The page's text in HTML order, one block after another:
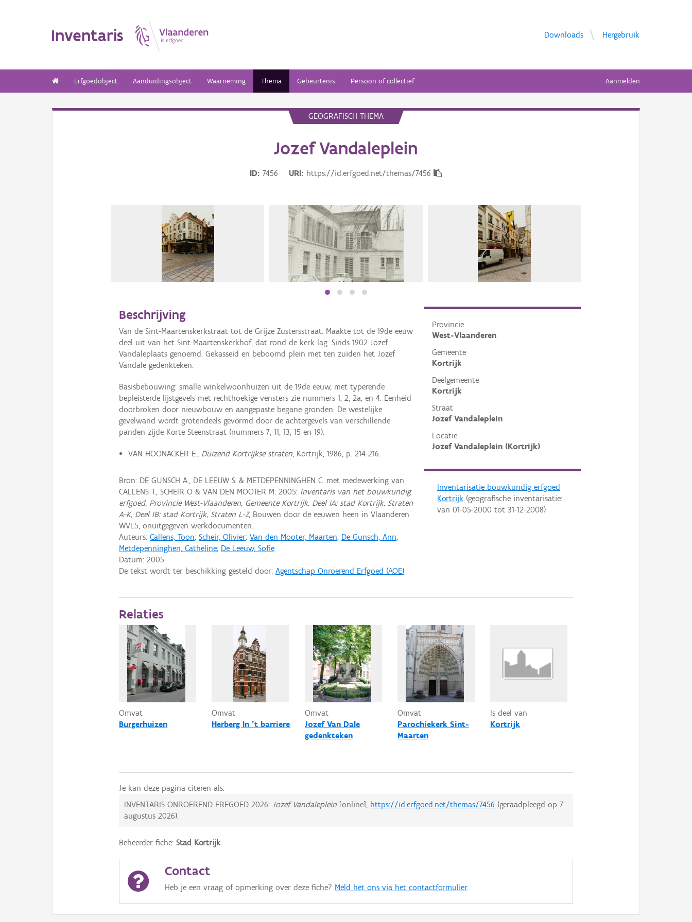
Inventaris Downloads Hergebruik
Erfgoedobject Aanduidingsobject Waarneming Thema Gebeurtenis Persoon of collectief Aanmelden
GEOGRAFISCH THEMA
Jozef Vandaleplein
ID 7456 URI https://id.erfgoed.net/themas/7456
Provincie
West-Vlaanderen
Gemeente
Kortrijk
Deelgemeente
Kortrijk
Straat
Jozef Vandaleplein
Locatie
Jozef Vandaleplein (Kortrijk)
Inventarisatie bouwkundig erfgoed
Kortrijk(geografische inventarisatie:
van 01-05-2000 tot 31-12-2008)
Beschrijving
Van de Sint-Maartenskerkstraat tot de Grijze Zustersstraat. Maakte tot de 19de eeuw
deel uit van het Sint-Maartenskerkhof, dat rond de kerk lag. Sinds 1902 Jozef
Vandaleplaats genoemd. Gekasseid en beboomd plein met ten zuiden het Jozef
Vandale gedenkteken.
Basisbebouwing: smalle winkelwoonhuizen uit de 19de eeuw, met typerende
bepleisterde lijstgevels met rechthoekige vensters zie nummers 1, 2, 2a, en 4. Eenheid
doorbroken door nieuwbouw en aangepaste begane gronden. De westelijke
gevelwand wordt grotendeels gevormd door de achtergevels van verschillende
panden zijde Korte Steenstraat (nummers 7, 11, 13, 15 en 19).
VAN HOONACKER E., Duizend Kortrijkse straten, Kortrijk, 1986, p. 214-216.
Bron: DE GUNSCH A., DE LEEUW S. & METDEPENNINGHEN C. met medewerking van
CALLENS T., SCHEIR O & VAN DEN MOOTER M. 2005: Inventaris van het bouwkundig
erfgoed, Provincie West-Vlaanderen, Gemeente Kortrijk, Deel IA: stad Kortrijk, Straten
A-K, Deel IB: stad Kortrijk, Straten L-Z, Bouwen door de eeuwen heen in Vlaanderen
WVL5, onuitgegeven werkdocumenten.
Auteurs:Callens, Toon;Scheir, Olivier;Van den Mooter, Maarten; De Gunsch, Ann;
Metdepenninghen, Catheline; De Leeuw, Sofie
Datum:2005
De tekst wordt ter beschikking gesteld door:Agentschap Onroerend Erfgoed (AOE)
Relaties
Omvat
Burgerhuizen
Omvat
Herberg In 't barriere
Omvat
Jozef Van Dale
gedenkteken
Omvat
Parochiekerk Sint-
Maarten
Is deel van
Kortrijk
Je kan deze pagina citeren als:
INVENTARIS ONROEREND ERFGOED 2026: Jozef Vandaleplein [online], https://id.erfgoed.net/themas/7456 (geraadpleegd op7
augustus 2026).
Beheerder fiche:Stad Kortrijk
Contact
Heb je een vraag of opmerking over deze fiche? Meld het ons via het contactformulier.